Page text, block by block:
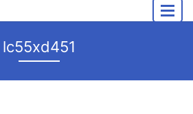
lc55xd451